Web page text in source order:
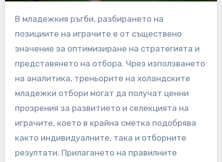
В младежкия ръгби, разбирането на
позициите на играчите е от съществено
значение за оптимизиране на стратегията и
представянето на отбора. Чрез използването
на аналитика, треньорите на холандските
младежки отбори могат да получат ценни
прозрения за развитието и селекцията на
играчите, което в крайна сметка подобрява
както индивидуалните, така и отборните
резултати. Прилагането на правилните